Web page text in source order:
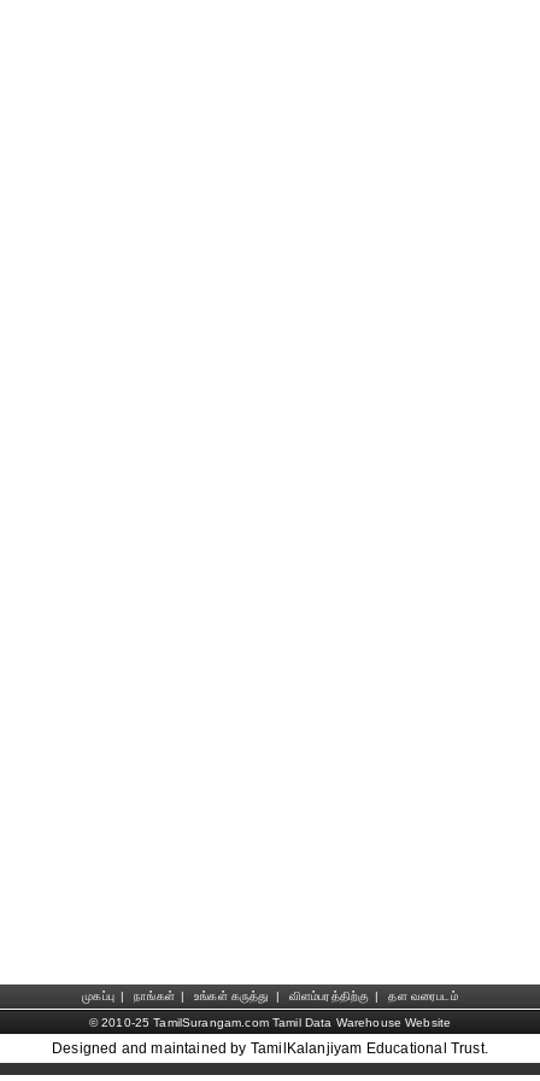
முகப்பு | நாங்கள் | உங்கள் கருத்து | விளம்பரத்திற்கு |
தள வரைபடம்
© 2010-25 TamilSurangam.com Tamil Data Warehouse Website
Designed and maintained by TamilKalanjiyam Educational Trust.